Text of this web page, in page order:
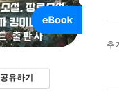
공유하기
추